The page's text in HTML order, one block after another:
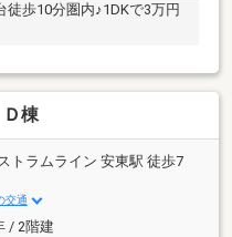
歩10分圏内♪1DKで3万円
棟
トラムライン 安東駅 徒歩7
交通
/ 2階建